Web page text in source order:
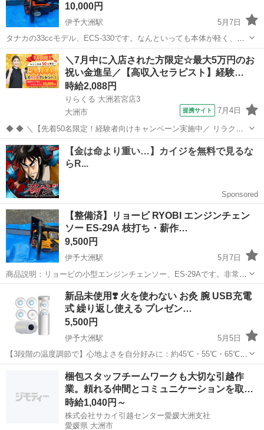
10,000円
伊予大洲駅
5月7日
タナカの33ccモデル、ECS-330です。なんといっても本体が軽く、高
い場所での枝打ち作業や、キャンプ用の薪作り、庭木の整理に抜群の
使い勝手を発揮します。大型機に疲れた時のサブ機としても非常に重
宝します。出品にあたり、一通...
愛媛 大洲市 伊予大洲駅 その他 枝打ち
＼7月中に入店された方限定☆最大5万円のお
祝い金進呈／【高収入セラピスト】経験…
時給2,088円
りらくる 大洲若宮店3
大洲市
提携サイト 7月4日
◆ ◆ ＼【先着50名限定！経験者向けキャンペーン実施中／ リラクゼ
ーション経験者限定！ 2026年7月1日以降にご応募いただき、7月中に1
回以上入店された先着50名の方へ、20,000円をプレゼント！ さらに、
東京都・...
愛媛 大洲市 セラピスト
【整備済】リョービ RYOBI エンジンチェン
ソー ES-29A 枝打ち・薪作…
9,500円
伊予大洲駅
5月7日
商品説明：リョービの小型エンジンチェンソー、ES-29Aです。非常に
軽量で取り回しが良いため、高い場所の枝打ちや、キャンプ等での薪
作りにぴったりの一台です。大型機のような重さがなく、初心者の方
でも扱いやすいモデルです。出品に...
大洲市 伊予大洲駅 その他 チェンソー
新品未使用❣️ 火を使わない お灸 腕 USB充電
式 繰り返し使える プレゼン…
5,500円
伊予大洲駅
5月5日
【3段階の温度調節で】心地よさを自分好みに：約45℃・55℃・65℃の
3段階温度設定。お好みやシーンに合わせて、じんわりとした温もりを
自由にコントロールできます。 【4つの加熱ユニットで広範囲をしっ
かり温め】背中・腰・肩な...
大洲市 伊予大洲駅 USB
梱包スタッフチームワークも大切な引越作
業。頼れる仲間とコミュニケーションを取り
な…
時給1,040円～
株式会社サカイ引越センター愛媛大洲支社
愛媛県 大洲市